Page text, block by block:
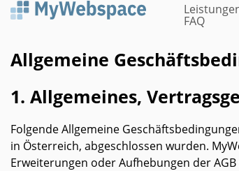
Direkt
FAQ
Allgemeine
1. Allgemeines,
Folgende Allgemeine
in Österreich, abgeschlossen wurden.
Erweiterungen oder Aufhebungen der